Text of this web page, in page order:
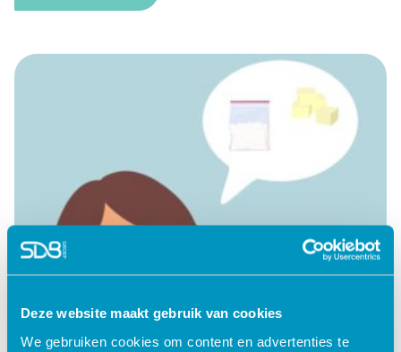
Deze website maakt gebruik van cookies
We gebruiken cookies om content en advertenties te